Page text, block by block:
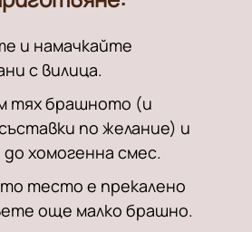
и намачкайте
с вилица.
тях брашното (и
по желание) и
хомогенна смес.
тесто е прекалено
още малко брашно.